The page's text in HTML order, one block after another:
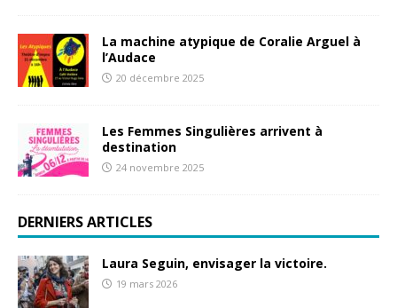
La machine atypique de Coralie Arguel à
l’Audace
20 décembre 2025
Les Femmes Singulières arrivent à
destination
24 novembre 2025
DERNIERS ARTICLES
Laura Seguin, envisager la victoire.
19 mars 2026